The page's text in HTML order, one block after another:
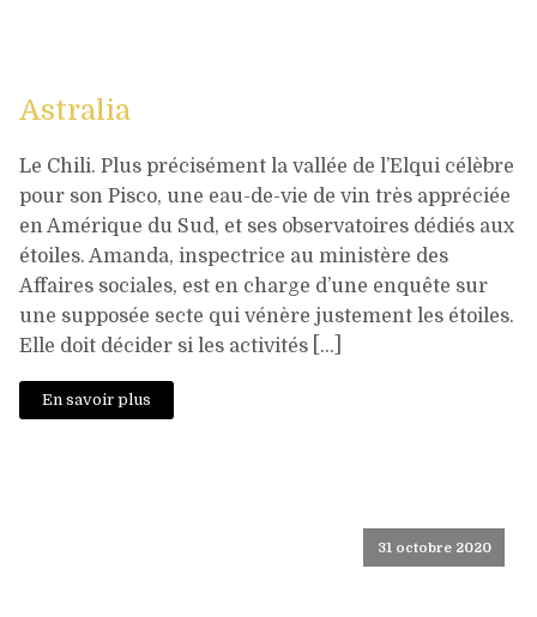
Astralia
Le Chili. Plus précisément la vallée de l’Elqui célèbre
pour son Pisco, une eau-de-vie de vin très appréciée
en Amérique du Sud, et ses observatoires dédiés aux
étoiles. Amanda, inspectrice au ministère des
Affaires sociales, est en charge d’une enquête sur
une supposée secte qui vénère justement les étoiles.
Elle doit décider si les activités […]
En savoir plus
31 octobre 2020